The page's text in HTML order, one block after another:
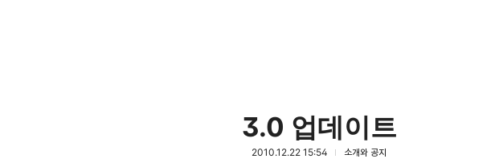
3.0 업데이트
2010.12.22 15:54 소개와 공지